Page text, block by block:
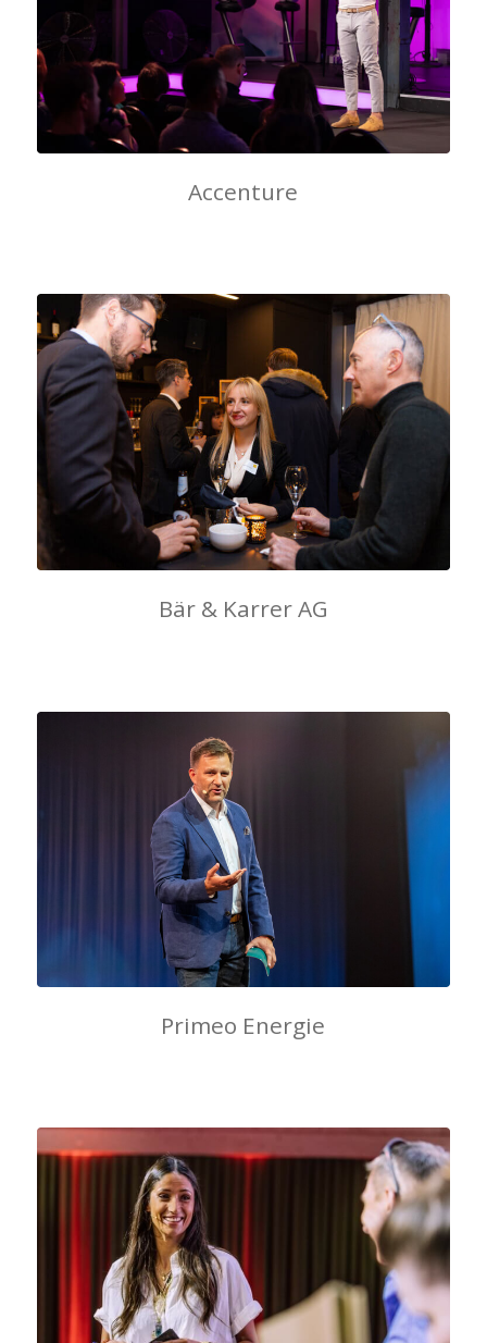
Accenture
Bär & Karrer AG
Primeo Energie